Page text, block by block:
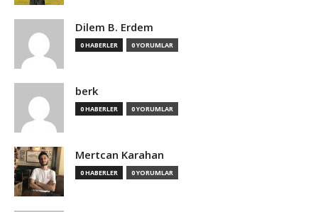
Dilem B. Erdem
0 HABERLER 0 YORUMLAR
berk
0 HABERLER 0 YORUMLAR
Mertcan Karahan
0 HABERLER 0 YORUMLAR